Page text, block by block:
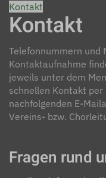
Kontakt
Kontakt
Telefonnummern und
Kontaktaufnahme
jeweils unter dem
schnellen Kontakt per
nachfolgenden E-
Vereins- bzw.
Fragen rund